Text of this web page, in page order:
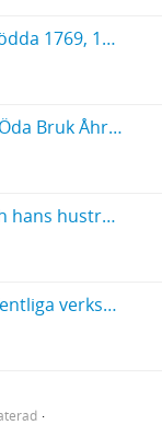
Funck, Ulrica, Christina och Helena (födda 1769, 1771 respektive 1772. Alla döda 1775), Diverse papper
"Afräknings och Capital Bok för Skog Öda Bruk Åhr 1797". [Räkenskaper för ett fingerat bruk för övnings skull uppställda av Gustaf Johan Funck.]
Teckningar av Gustaf Johan Funck och hans hustru Caroline Ehrenborg
Handlingar härrörande från hans offentliga verksamhet: handlingar rörande Göta kanal. [Fredrik Alexander Funck var direktör för Östra distriktet 1863-1874.]